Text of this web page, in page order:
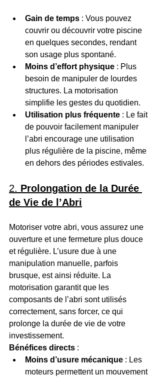
Gain de temps : Vous pouvez
couvrir ou découvrir votre piscine
en quelques secondes, rendant
son usage plus spontané.
Moins d’effort physique : Plus
besoin de manipuler de lourdes
structures. La motorisation
simplifie les gestes du quotidien.
Utilisation plus fréquente : Le fait
de pouvoir facilement manipuler
l’abri encourage une utilisation
plus régulière de la piscine, même
en dehors des périodes estivales.
2. Prolongation de la Durée
de Vie de l’Abri
Motoriser votre abri, vous assurez une
ouverture et une fermeture plus douce
et régulière. L’usure due à une
manipulation manuelle, parfois
brusque, est ainsi réduite. La
motorisation garantit que les
composants de l’abri sont utilisés
correctement, sans forcer, ce qui
prolonge la durée de vie de votre
investissement.
Bénéfices directs :
Moins d’usure mécanique : Les
moteurs permettent un mouvement